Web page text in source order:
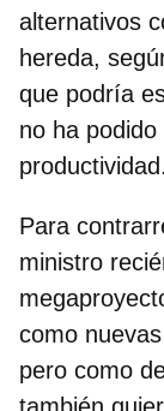
alternativos
hereda,
que podría
no ha
productividad.
Para
ministro
como
pero como